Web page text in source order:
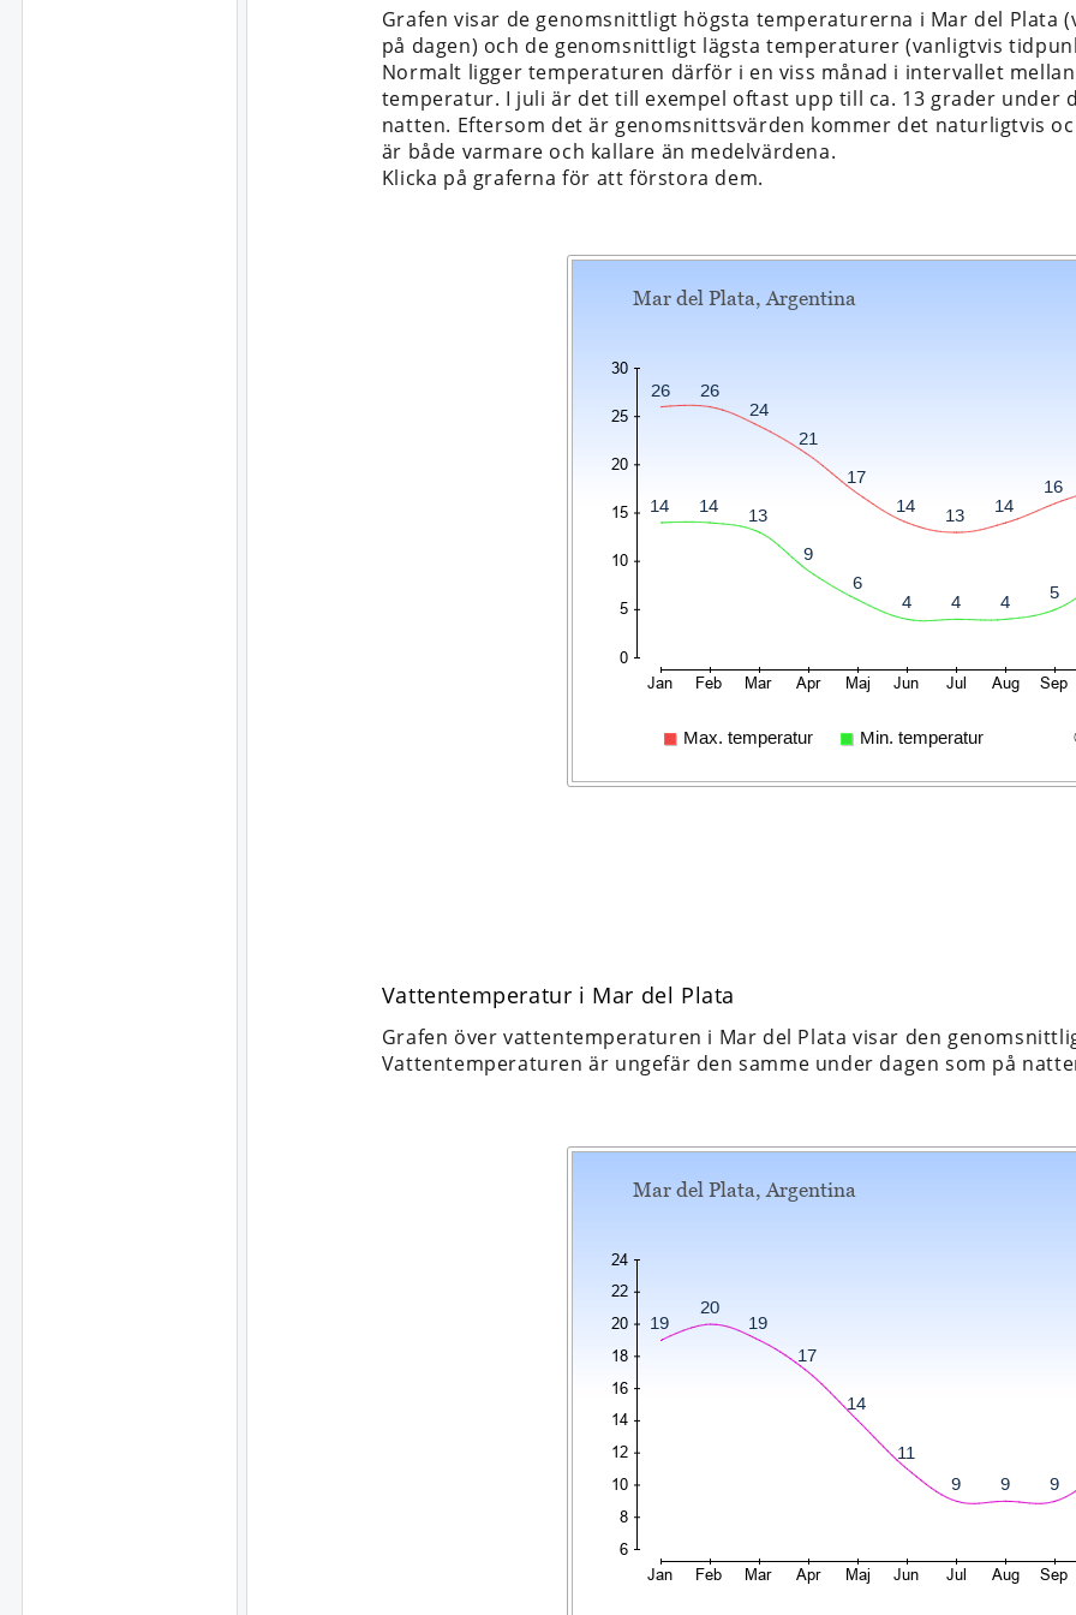
Grafen visar de genomsnittligt högsta temperaturerna i Mar del Plata
på dagen) och de genomsnittligt lägsta temperaturer (vanligtvis
Normalt ligger temperaturen därför i en viss månad i intervallet
temperatur. I juli är det till exempel oftast upp till ca. 13 grader under
natten. Eftersom det är genomsnittsvärden kommer det naturligtvis
är både varmare och kallare än medelvärdena.
Klicka på graferna för att förstora dem.
Vattentemperatur i Mar del Plata
Grafen över vattentemperaturen i Mar del Plata visar den
Vattentemperaturen är ungefär den samme under dagen som på